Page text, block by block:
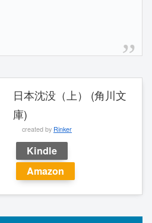
日本沈没（上） (角川文
庫)
created by Rinker
Kindle
Amazon